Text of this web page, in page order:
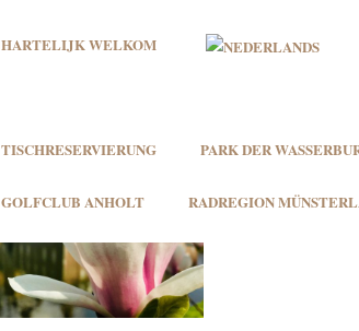
HARTELIJK WELKOM
TISCHRESERVIERUNG PARK DER
GOLFCLUB ANHOLT RADREGION